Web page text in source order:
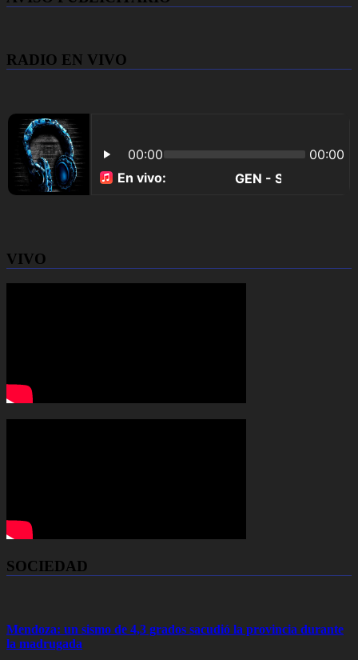
RADIO EN VIVO
VIVO
SOCIEDAD
Mendoza: un sismo de 4,3 grados sacudió la provincia durante
la madrugada